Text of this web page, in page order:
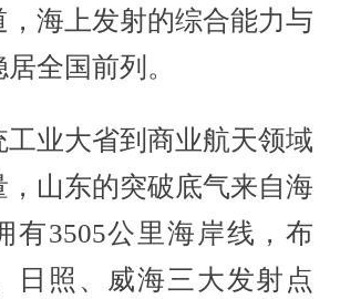
，海上发射的综合能力与
全国前列。
大省到商业航天领域
，山东的突破底气来自海
有3505公里海岸线，布
日照、威海三大发射点